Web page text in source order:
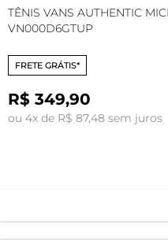
TÊNIS VANS AUTHENTIC
VN000D6GTUP
FRETE GRÁTIS*
R$ 349,90
ou 4x de R$ 87,48 sem juros